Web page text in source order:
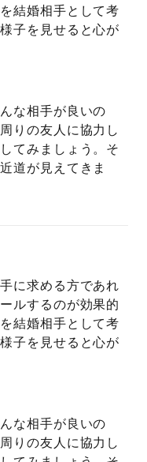
結婚相手として考
子を見せると心が
な相手が良いの
りの友人に協力し
てみましょう。そ
道が見えてきま
に求める方であれ
ルするのが効果的
結婚相手として考
子を見せると心が
な相手が良いの
りの友人に協力し